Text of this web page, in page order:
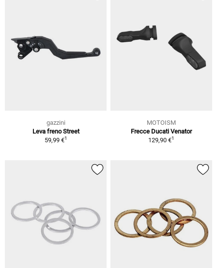
gazzini
Leva freno Street
59,99 €1
MOTOISM
Frecce Ducati Venator
129,90 €1